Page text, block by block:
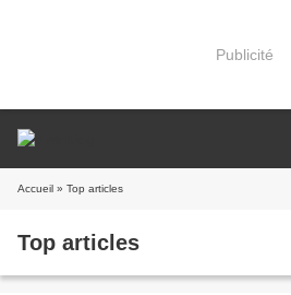
Publicité
Accueil » Top articles
Top articles